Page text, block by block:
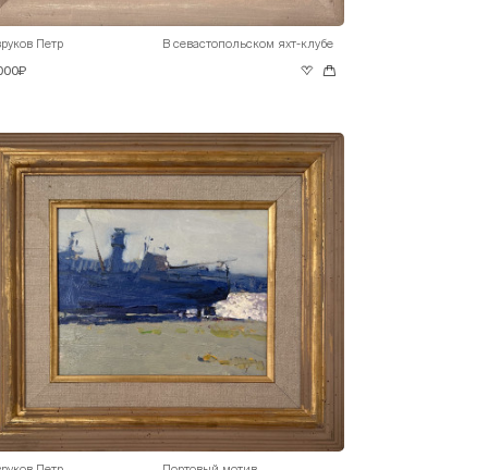
Петр В севастопольском яхт-клубе